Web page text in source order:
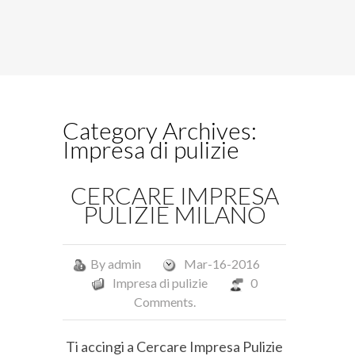
Category Archives:
Impresa di pulizie
CERCARE IMPRESA
PULIZIE MILANO
Byadmin
Mar-16-2016
Impresa di pulizie
0
Comments.
Ti accingi a Cercare Impresa Pulizie